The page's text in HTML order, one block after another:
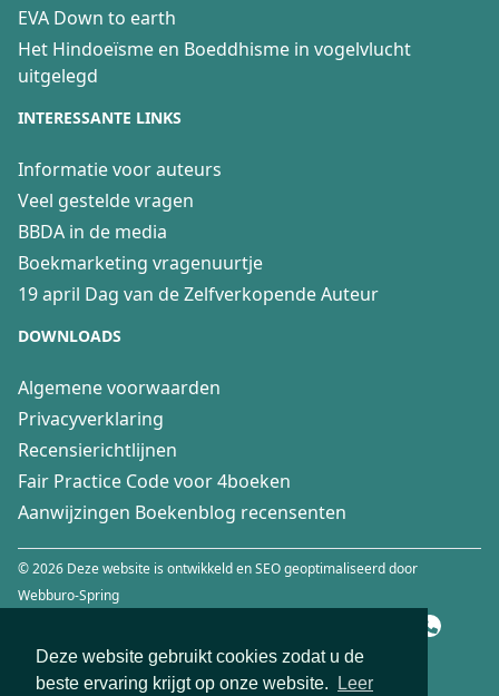
Deze website gebruikt cookies zodat u de
beste ervaring krijgt op onze website.
Leer
EVA Down to earth
Het Hindoeïsme en Boeddhisme in vogelvlucht
uitgelegd
INTERESSANTE LINKS
Informatie voor auteurs
Veel gestelde vragen
BBDA in de media
Boekmarketing vragenuurtje
19 april Dag van de Zelfverkopende Auteur
DOWNLOADS
Algemene voorwaarden
Privacyverklaring
Recensierichtlijnen
Fair Practice Code voor 4boeken
Aanwijzingen Boekenblog recensenten
© 2026 Deze website is ontwikkeld en SEO geoptimaliseerd door
Webburo-Spring